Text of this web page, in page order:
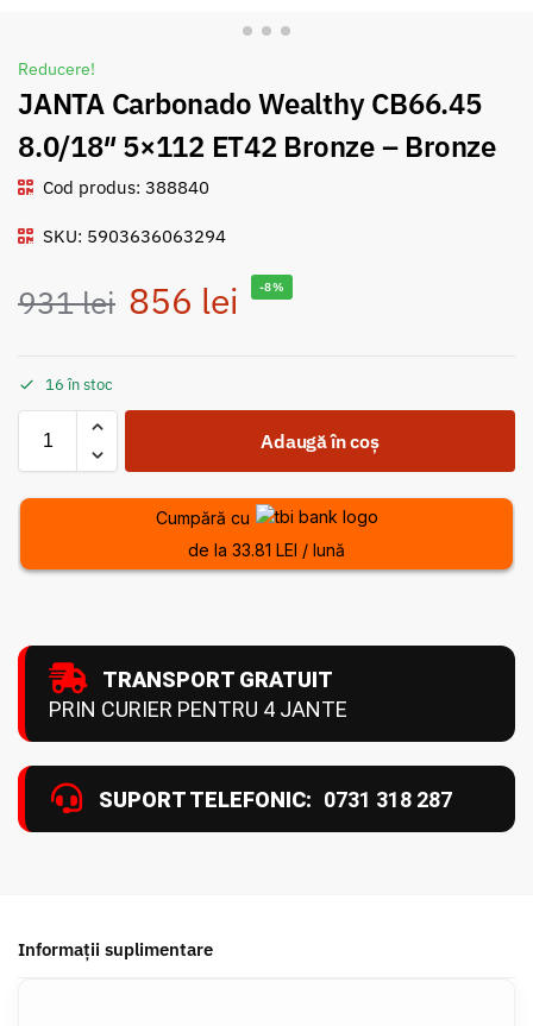
Reducere!
JANTA Carbonado Wealthy CB66.45
8.0/18″ 5×112 ET42 Bronze – Bronze
Cod produs: 388840
SKU: 5903636063294
931lei 856 lei -8%
16 în stoc
Adaugă în coș
Cumpără cu
de la 33.81 LEI / lună
TRANSPORT GRATUIT
PRIN CURIER PENTRU 4 JANTE
SUPORT TELEFONIC: 0731 318 287
Informații suplimentare